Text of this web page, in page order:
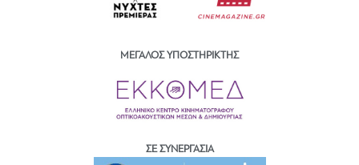
ΜΕΓΑΛΟΣ ΥΠΟΣΤΗΡΙΚΤΗΣ
ΣΕ ΣΥΝΕΡΓΑΣΙΑ